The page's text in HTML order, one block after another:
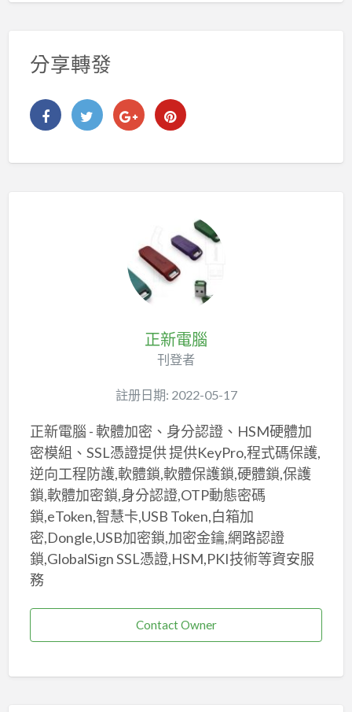
分享轉發
正新電腦
刊登者
註册日期: 2022-05-17
正新電腦 - 軟體加密、身分認證、HSM硬體加
密模組、SSL憑證提供 提供KeyPro,程式碼保護,
逆向工程防護,軟體鎖,軟體保護鎖,硬體鎖,保護
鎖,軟體加密鎖,身分認證,OTP動態密碼
鎖,eToken,智慧卡,USB Token,白箱加
密,Dongle,USB加密鎖,加密金鑰,網路認證
鎖,GlobalSign SSL憑證,HSM,PKI技術等資安服
務
Contact Owner